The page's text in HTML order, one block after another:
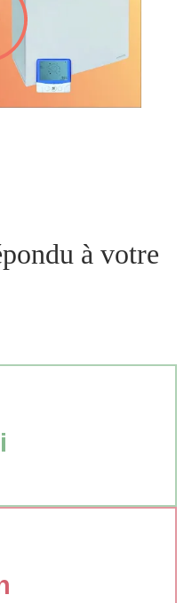
la vidéo
à votre